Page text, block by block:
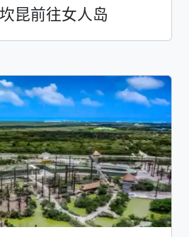
昆前往女人岛